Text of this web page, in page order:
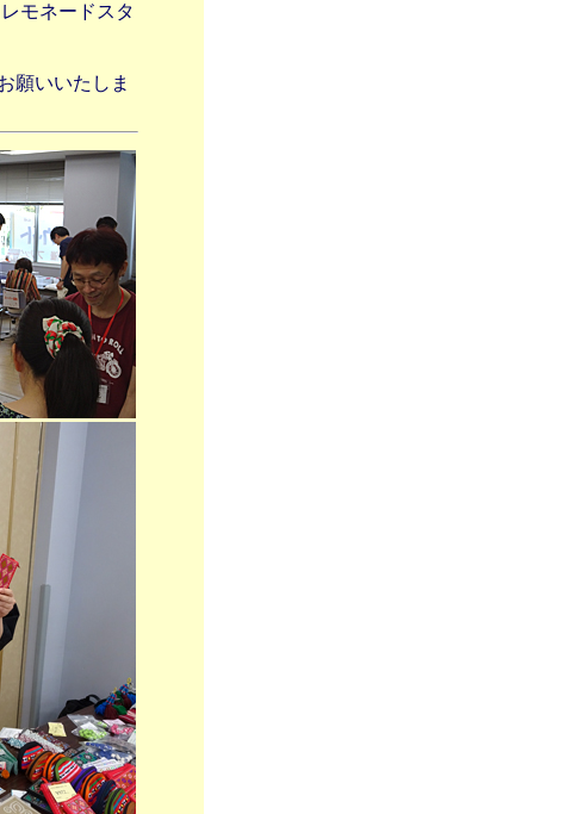
モネードスタ
願いいたしま